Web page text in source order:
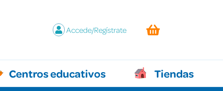
Accede/Regístrate
Centros educativos Tiendas